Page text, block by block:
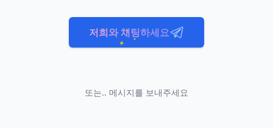
저희와 채팅하세요
또는.. 메시지를 보내주세요